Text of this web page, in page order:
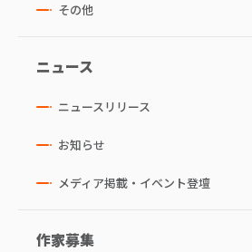
その他
ニュース
ニュースリリース
お知らせ
メディア掲載・イベント登壇
作家募集